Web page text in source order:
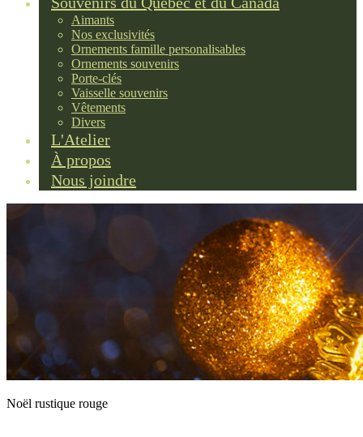
Aimants
Nos exclusivités
Ornements famille personalisables
Ornements souvenirs
Porte-clés
Vaisselle souvenirs
Vêtements
Divers
L'Atelier
À propos
Nous joindre
Noël rustique rouge